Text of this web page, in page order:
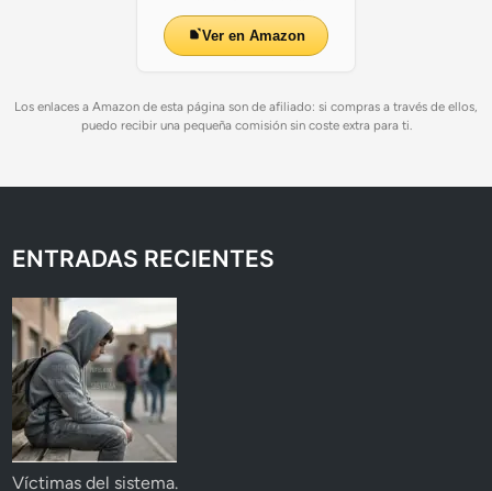
Ver en Amazon
Los enlaces a Amazon de esta página son de afiliado: si compras a través de ellos,
puedo recibir una pequeña comisión sin coste extra para ti.
ENTRADAS RECIENTES
Víctimas del sistema.